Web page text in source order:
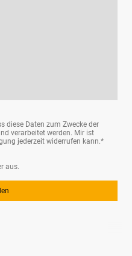
diese Daten zum Zwecke der
verarbeitet werden. Mir ist
jederzeit widerrufen kann.*
aus.